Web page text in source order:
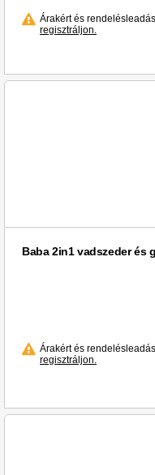
Árakért és
regisztráljon.
Baba 2in1 vadszeder és
Árakért és
regisztráljon.